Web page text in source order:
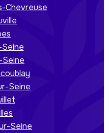
Chevreuse
Seine
Seine
Seine